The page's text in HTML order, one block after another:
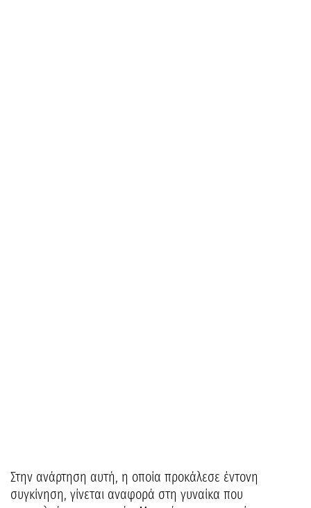
Στην ανάρτηση αυτή, η οποία προκάλεσε έντονη
συγκίνηση, γίνεται αναφορά στη γυναίκα που